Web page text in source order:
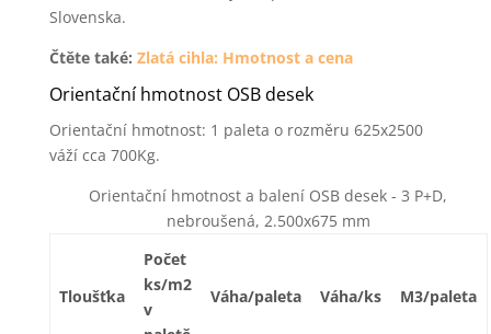
Slovenska.
Čtěte také: Zlatá cihla: Hmotnost a cena
Orientační hmotnost OSB desek
Orientační hmotnost: 1 paleta o rozměru 625x2500
váží cca 700Kg.
Orientační hmotnost a balení OSB desek - 3 P+D,
nebroušená, 2.500x675 mm
Tloušťka
Počet
ks/m2
v
Váha/paleta Váha/ks M3/paleta